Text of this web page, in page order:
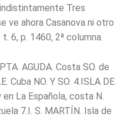
Tres
ve ahora Casanova ni otro
6, p. 1460, 2ª columna.
AGUDA. Costa SO. de
Cuba NO. Y SO. 4.ISLA DE
La Española, costa N.
7.I. S. MARTÍN. Isla de